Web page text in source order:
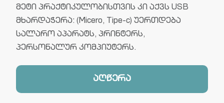
მეტი პრაქტიკულობისთვის კი აქვს USB
მხარდაჭერა: (Micero, Tipe-c) უერთდება
სალარო აპარატს, პრინტერს,
პერსონალურ კომპიუტერს.
აღწერა